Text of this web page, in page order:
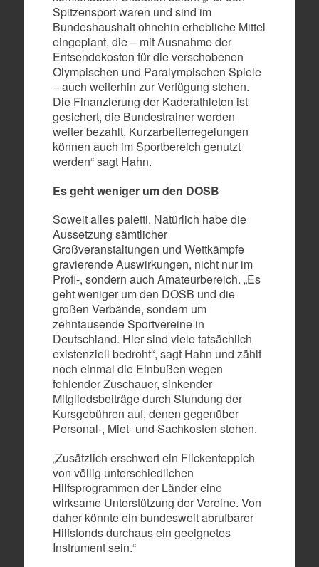
Spitzensport waren und sind im
Bundeshaushalt ohnehin erhebliche Mittel
eingeplant, die – mit Ausnahme der
Entsendekosten für die verschobenen
Olympischen und Paralympischen Spiele
– auch weiterhin zur Verfügung stehen.
Die Finanzierung der Kaderathleten ist
gesichert, die Bundestrainer werden
weiter bezahlt, Kurzarbeiterregelungen
können auch im Sportbereich genutzt
werden“ sagt Hahn.
Es geht weniger um den DOSB
Soweit alles paletti. Natürlich habe die
Aussetzung sämtlicher
Großveranstaltungen und Wettkämpfe
gravierende Auswirkungen, nicht nur im
Profi-, sondern auch Amateurbereich. „Es
geht weniger um den DOSB und die
großen Verbände, sondern um
zehntausende Sportvereine in
Deutschland. Hier sind viele tatsächlich
existenziell bedroht“, sagt Hahn und zählt
noch einmal die Einbußen wegen
fehlender Zuschauer, sinkender
Mitgliedsbeiträge durch Stundung der
Kursgebühren auf, denen gegenüber
Personal-, Miet- und Sachkosten stehen.
„Zusätzlich erschwert ein Flickenteppich
von völlig unterschiedlichen
Hilfsprogrammen der Länder eine
wirksame Unterstützung der Vereine. Von
daher könnte ein bundesweit abrufbarer
Hilfsfonds durchaus ein geeignetes
Instrument sein.“